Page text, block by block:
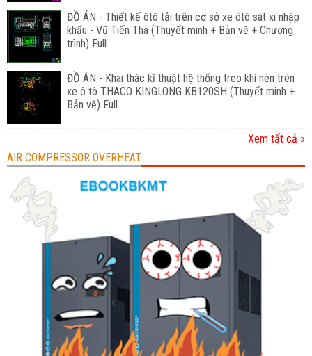
ĐỒ ÁN - Thiết kế ôtô tải trên cơ sở xe ôtô sát xi nhập
khẩu - Vũ Tiến Thà (Thuyết minh + Bản vẽ + Chương
trình) Full
ĐỒ ÁN - Khai thác kĩ thuật hệ thống treo khí nén trên
xe ô tô THACO KINGLONG KB120SH (Thuyết minh +
Bản vẽ) Full
Xem tất cả »
AIR COMPRESSOR OVERHEAT